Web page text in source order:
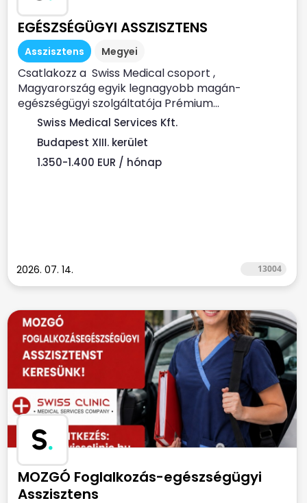
EGÉSZSÉGÜGYI ASSZISZTENS
Asszisztens Megyei
Csatlakozz a Swiss Medical csoport ,
Magyarország egyik legnagyobb magán-
egészségügyi szolgáltatója Prémium...
Swiss Medical Services Kft.
Budapest XIII. kerület
1.350-1.400 EUR / hónap
2026. 07. 14. 13004
S.
MOZGÓ Foglalkozás-egészségügyi
Asszisztens